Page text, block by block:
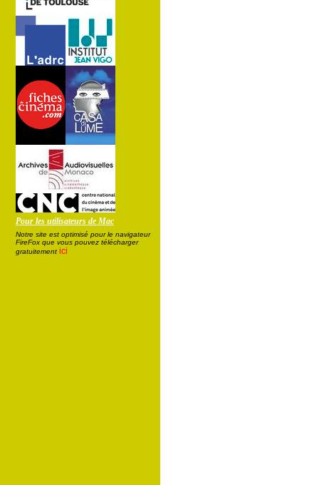
Pour les utilisateurs de Mac
Notre site est optimisé pour le navigateur
FireFox que vous pouvez télécharger
gratuitement ici